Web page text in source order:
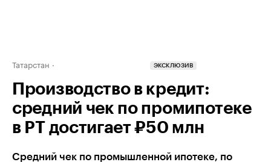
Татарстан ЭКСКЛЮЗИВ
Производство в кредит:
средний чек по промипотеке
в РТ достигает ₽50 млн
Средний чек по промышленной ипотеке, по